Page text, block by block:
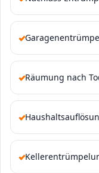
Räumung nach